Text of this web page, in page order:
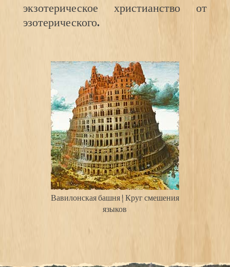
экзотерическое христианство от
эзотерического.
Вавилонская башня | Круг смешения
языков